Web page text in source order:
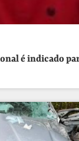
é indicado